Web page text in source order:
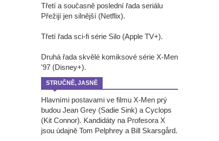
Třetí a současně poslední řada seriálu
Přežijí jen silnější (Netflix).
Třetí řada sci-fi série Silo (Apple TV+).
Druhá řada skvělé komiksové série X-Men
'97 (Disney+).
STRUČNĚ, JASNĚ
Hlavními postavami ve filmu X-Men prý
budou Jean Grey (Sadie Sink) a Cyclops
(Kit Connor). Kandidáty na Profesora X
jsou údajně Tom Pelphrey a Bill Skarsgård.